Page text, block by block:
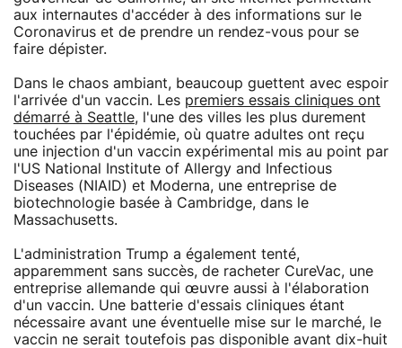
aux internautes d'accéder à des informations sur le
Coronavirus et de prendre un rendez-vous pour se
faire dépister.
Dans le chaos ambiant, beaucoup guettent avec espoir
l'arrivée d'un vaccin. Les premiers essais cliniques ont
démarré à Seattle, l'une des villes les plus durement
touchées par l'épidémie, où quatre adultes ont reçu
une injection d'un vaccin expérimental mis au point par
l'US National Institute of Allergy and Infectious
Diseases (NIAID) et Moderna, une entreprise de
biotechnologie basée à Cambridge, dans le
Massachusetts.
L'administration Trump a également tenté,
apparemment sans succès, de racheter CureVac, une
entreprise allemande qui œuvre aussi à l'élaboration
d'un vaccin. Une batterie d'essais cliniques étant
nécessaire avant une éventuelle mise sur le marché, le
vaccin ne serait toutefois pas disponible avant dix-huit